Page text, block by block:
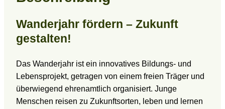
Wanderjahr fördern – Zukunft
gestalten!
Das Wanderjahr ist ein innovatives Bildungs- und
Lebensprojekt, getragen von einem freien Träger und
überwiegend ehrenamtlich organisiert. Junge
Menschen reisen zu Zukunftsorten, leben und lernen